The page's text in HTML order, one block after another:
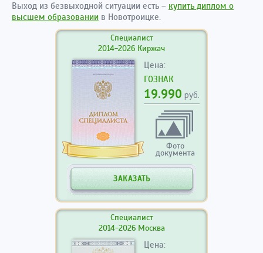
Выход из безвыходной ситуации есть – купить диплом о
высшем образовании в Новотроицке.
Специалист
2014-2026 Киржач
Цена:
ГОЗНАК
19.990 руб.
Фото
документа
ЗАКАЗАТЬ
Специалист
2014-2026 Москва
Цена: